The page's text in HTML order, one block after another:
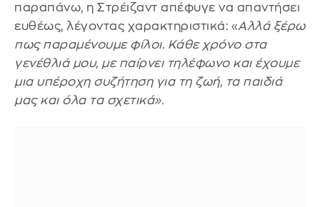
παραπάνω, η Στρέιζαντ απέφυγε να απαντήσει
ευθέως, λέγοντας χαρακτηριστικά: «Αλλά ξέρω
πως παραμένουμε φίλοι. Κάθε χρόνο στα
γενέθλιά μου, με παίρνει τηλέφωνο και έχουμε
μια υπέροχη συζήτηση για τη ζωή, τα παιδιά
μας και όλα τα σχετικά».